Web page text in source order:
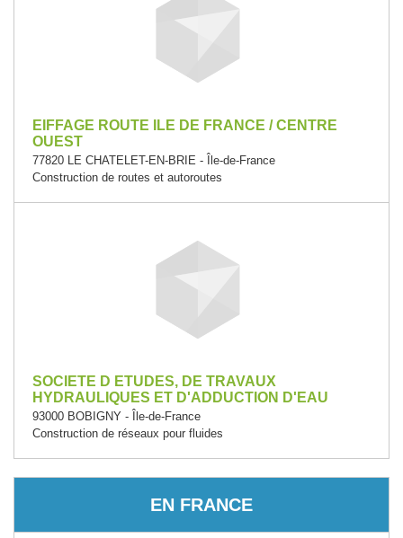
EIFFAGE ROUTE ILE DE FRANCE / CENTRE
OUEST
77820 LE CHATELET-EN-BRIE - Île-de-France
Construction de routes et autoroutes
SOCIETE D ETUDES, DE TRAVAUX
HYDRAULIQUES ET D'ADDUCTION D'EAU
93000 BOBIGNY - Île-de-France
Construction de réseaux pour fluides
EN FRANCE